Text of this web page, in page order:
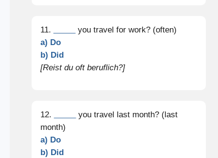
11.
you travel for work? (often)
a) Do
b) Did
[Reist du oft beruflich?]
12.
you travel last month? (last
month)
a) Do
b) Did